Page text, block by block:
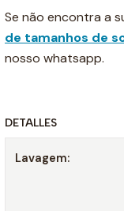
Se não encontra a
de tamanhos de
nosso whatsapp.
DETALLES
Lavagem: